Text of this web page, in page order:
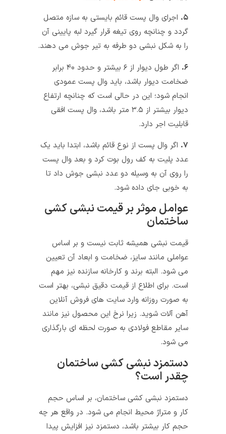
اجرای وال پست قائم بایستی به سازه متصل
گردد و چنانچه روی تیغه قرار گیرد لبه پایینی آن
را به شکل نبشی دو طرفه به تیر جوش می‌ دهند.
اگر طول دیوار از ۶ بیشتر و حدود ۴۰ برابر
ضخامت دیوار باشد، باید وال پست عمودی
انجام شود؛ این در حالی است که چنانچه ارتفاع
دیوار بیشتر از ۳.۵ متر باشد، وال پست افقی
قابلیت اجر دارد.
اگر وال پست از نوع قائم باشد، ابتدا باید یک
عدد پلیت به کف رول بوت کرد و بعد وال پست
را روی آن به وسیله دو عدد نبشی جوش داد تا
به خوبی جای داده شود.
عوامل موثر بر قیمت نبشی کشی
ساختمان
قیمت نبشی همیشه ثابت نیست و بر اساس
عواملی مانند سایز، ضخامت و ابعاد آن تعیین
می شود. البته برند و کارخانه سازنده نیز مهم
است. برای اطلاع از قیمت دقیق نبشی، بهتر است
به صورت روزانه وارد سایت های فروش آنلاین
آهن آلات شوید. زیرا نرخ این محصول نیز مانند
سایر مقاطع فولادی به صورت لحظه ای بارگذاری
دستمزد نبشی کشی ساختمان
چقدر است؟
دستمزد نبشی کشی ساختمان، بر اساس حجم
کار و متراژ محیط انجام می شود. در واقع هر چه
حجم کار بیشتر باشد، دستمزد نیز افزایش پیدا